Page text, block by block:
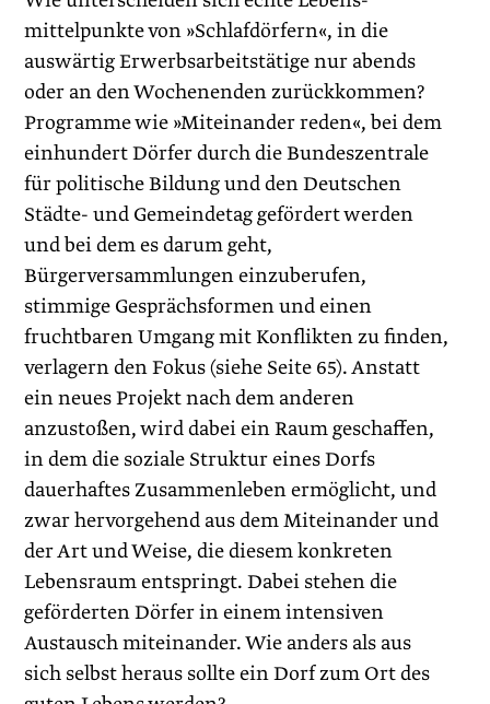
mittelpunkte von »Schlafdörfern«, in die
auswärtig Erwerbs­arbeitstätige nur abends
oder an den Wochenenden zurückkommen?
Programme wie »Miteinander reden«, bei dem
einhundert Dörfer durch die Bundeszentrale
für politische Bildung und den Deutschen
Städte- und Gemeindetag gefördert werden
und bei dem es darum geht,
Bürgerversammlungen einzuberufen,
stimmige Gesprächsformen und einen
fruchtbaren Umgang mit Konflikten zu finden,
verlagern den Fokus (siehe Seite 65). Anstatt
ein neues Projekt nach dem anderen
anzustoßen, wird dabei ein Raum geschaffen,
in dem die soziale Struktur eines Dorfs
dauerhaftes Zusammenleben ermöglicht, und
zwar hervorgehend aus dem Miteinander und
der Art und Weise, die diesem konkreten
Lebensraum entspringt. Dabei stehen die
geförderten Dörfer in einem intensiven
Austausch miteinander. Wie anders als aus
sich selbst heraus sollte ein Dorf zum Ort des